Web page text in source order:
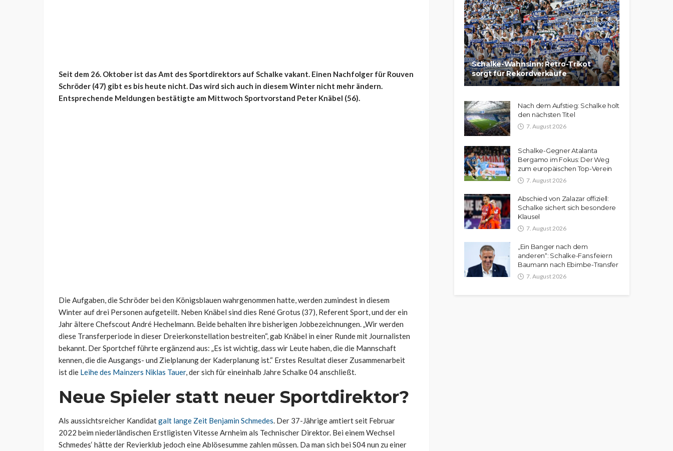
Seit dem 26. Oktober ist das Amt des Sportdirektors auf Schalke vakant. Einen Nachfolger für Rouven
Schröder (47) gibt es bis heute nicht. Das wird sich auch in diesem Winter nicht mehr ändern.
Entsprechende Meldungen bestätigte am Mittwoch Sportvorstand Peter Knäbel (56).
Die Aufgaben, die Schröder bei den Königsblauen wahrgenommen hatte, werden zumindest in diesem
Winter auf drei Personen aufgeteilt. Neben Knäbel sind dies René Grotus (37), Referent Sport, und der ein
Jahr ältere Chefscout André Hechelmann. Beide behalten ihre bisherigen Jobbezeichnungen. „Wir werden
diese Transferperiode in dieser Dreierkonstellation bestreiten“, gab Knäbel in einer Runde mit Journalisten
bekannt. Der Sportchef führte ergänzend aus: „Es ist wichtig, dass wir Leute haben, die die Mannschaft
kennen, die die Ausgangs- und Zielplanung der Kaderplanung ist.“ Erstes Resultat dieser Zusammenarbeit
ist die Leihe des Mainzers Niklas Tauer, der sich für eineinhalb Jahre Schalke 04 anschließt.
Neue Spieler statt neuer Sportdirektor?
Als aussichtsreicher Kandidatgalt lange Zeit Benjamin Schmedes. Der 37-Jährige amtiert seit Februar
2022 beim niederländischen Erstligisten Vitesse Arnheim als Technischer Direktor. Bei einem Wechsel
Schmedes‘ hätte der Revierklub jedoch eine Ablösesumme zahlen müssen. Da man sich bei S04 nun zu einer
Schalke-Wahnsinn: Retro-Trikot
sorgt für Rekordverkäufe
Nach dem Aufstieg: Schalke holt
den nächsten Titel
7. August 2026
Schalke-Gegner Atalanta
Bergamo im Fokus: Der Weg
zum europäischen Top-Verein
7. August 2026
Abschied von Zalazar offiziell:
Schalke sichert sich besondere
Klausel
7. August 2026
„Ein Banger nach dem
anderen“: Schalke-Fans feiern
Baumann nach Ebimbe-Transfer
7. August 2026